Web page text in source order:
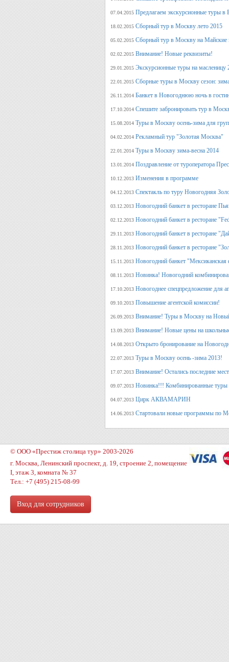
07.04.2015 Предлагаем экскурсионные туры в
18.02.2015 Сборный тур в Москву лето 2015
05.02.2015 Сборный тур в Москву на Майские
02.02.2015 Внимание! Новые реквизиты!
29.01.2015 Экскурсионные туры на масленицу
22.01.2015 Сборные туры в Москву сезон:
26.11.2014 Банкет в Новогоднюю ночь в
17.10.2014 Спешите забронировать тур в
15.08.2014 Туры в Москву осень-зима для
04.02.2014 Рекламный тур "Золотая Москва"
22.01.2014 Туры в Москву зима-весна 2014
13.01.2014 Поздравление от туроператора
10.12.2013 Изменения в программе
04.12.2013 Спектакль по туру Новогодняя
03.12.2013 Новогодний банкет в ресторане
02.12.2013 Новогодний банкет в ресторане
29.11.2013 Новогодний банкет в ресторане
28.11.2013 Новогодний банкет в ресторане
15.11.2013 Новогодний банкет
08.11.2013 Новинка! Новогодний
17.10.2013 Новогоднее спецпредложение для
09.10.2013 Повышение агентской комиссии!
26.09.2013 Внимание! Туры в Москву на
13.09.2013 Внимание! Новые цены на
14.08.2013 Открыто бронирование на
22.07.2013 Туры в Москву осень -зима 2013!
17.07.2013 Внимание! Остались последние
09.07.2013 Новинка!!! Комбинированные туры
04.07.2013 Цирк АКВАМАРИН
14.06.2013 Стартовали новые программы по
© ООО «Престиж столица тур» 2003-2026
г. Москва, Ленинский проспект, д. 19, строение 2, помещение
I, этаж 3, комната № 37
Тел.: +7 (495) 215-08-99
Вход для сотрудников